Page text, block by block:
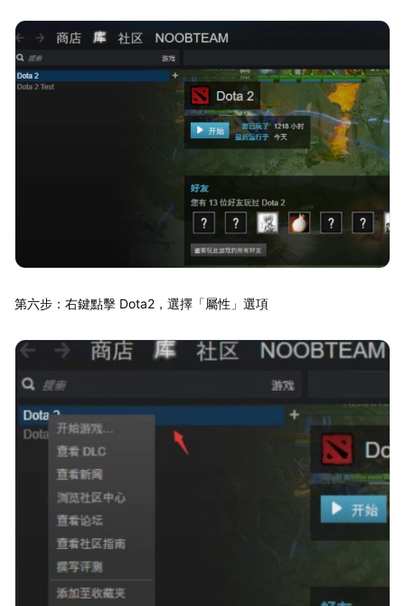
第六步：右鍵點擊 Dota2，選擇「屬性」選項